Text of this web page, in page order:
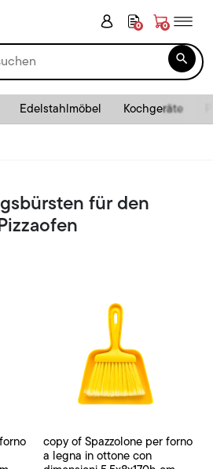
0 0

Edelstahlmöbel Kochgeräte
für den
copy of Spazzolone per forno
a legna in ottone con